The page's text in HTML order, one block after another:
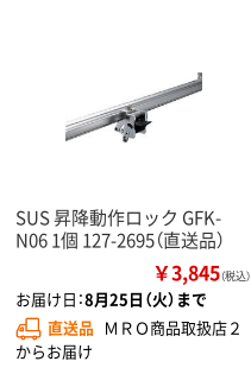
SUS 昇降動作ロック GFK-
N06 1個 127-2695（直送品）
￥3,845（税込）
お届け日：8月25日（火）まで
直送品 ＭＲＯ商品取扱店２
からお届け